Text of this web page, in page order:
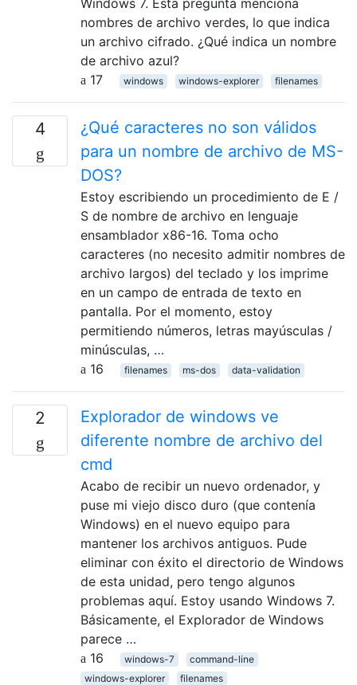
Windows 7. Esta pregunta menciona
nombres de archivo verdes, lo que indica
un archivo cifrado. ¿Qué indica un nombre
de archivo azul?
17
windows windows-explorer filenames
4
¿Qué caracteres no son válidos
para un nombre de archivo de MS-
DOS?
Estoy escribiendo un procedimiento de E /
S de nombre de archivo en lenguaje
ensamblador x86-16. Toma ocho
caracteres (no necesito admitir nombres de
archivo largos) del teclado y los imprime
en un campo de entrada de texto en
pantalla. Por el momento, estoy
permitiendo números, letras mayúsculas /
minúsculas, …
16
filenames ms-dos data-validation
2
Explorador de windows ve
diferente nombre de archivo del
cmd
Acabo de recibir un nuevo ordenador, y
puse mi viejo disco duro (que contenía
Windows) en el nuevo equipo para
mantener los archivos antiguos. Pude
eliminar con éxito el directorio de Windows
de esta unidad, pero tengo algunos
problemas aquí. Estoy usando Windows 7.
Básicamente, el Explorador de Windows
parece …
16
windows-7
command-line
windows-explorer
filenames